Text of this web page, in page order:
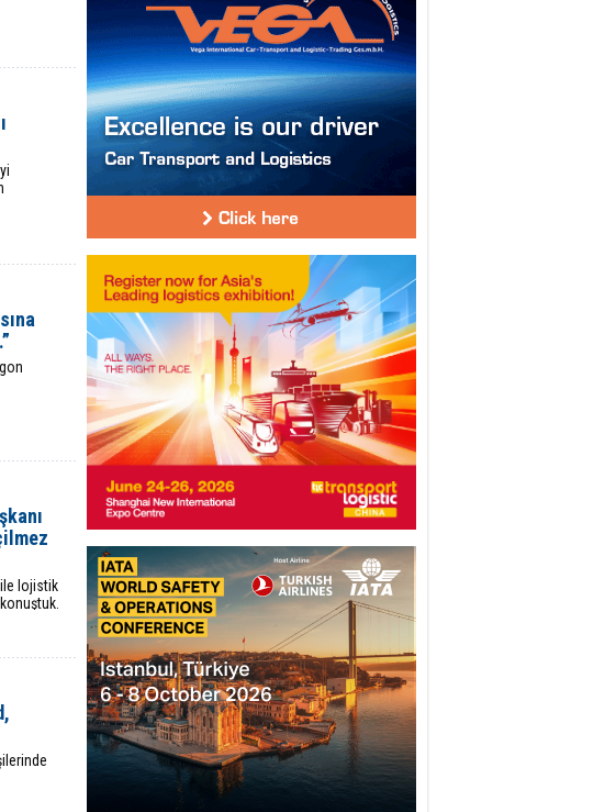
ile lojistik